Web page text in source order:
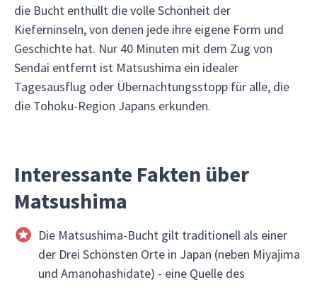
die Bucht enthüllt die volle Schönheit der
Kieferninseln, von denen jede ihre eigene Form und
Geschichte hat. Nur 40 Minuten mit dem Zug von
Sendai entfernt ist Matsushima ein idealer
Tagesausflug oder Übernachtungsstopp für alle, die
die Tohoku-Region Japans erkunden.
Interessante Fakten über
Matsushima
Die Matsushima-Bucht gilt traditionell als einer
der Drei Schönsten Orte in Japan (neben Miyajima
und Amanohashidate) - eine Quelle des